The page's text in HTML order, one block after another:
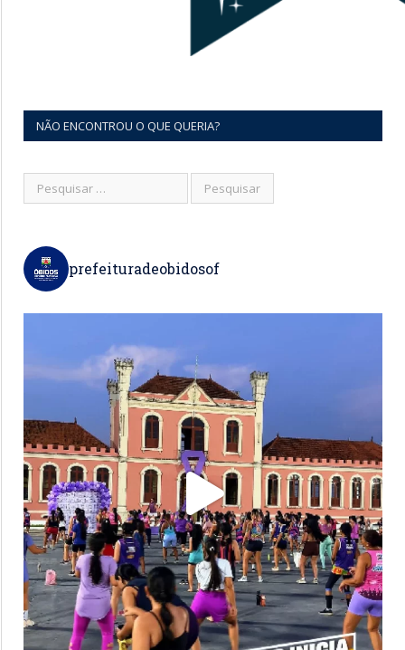
NÃO ENCONTROU O QUE QUERIA?
prefeituradeobidosof